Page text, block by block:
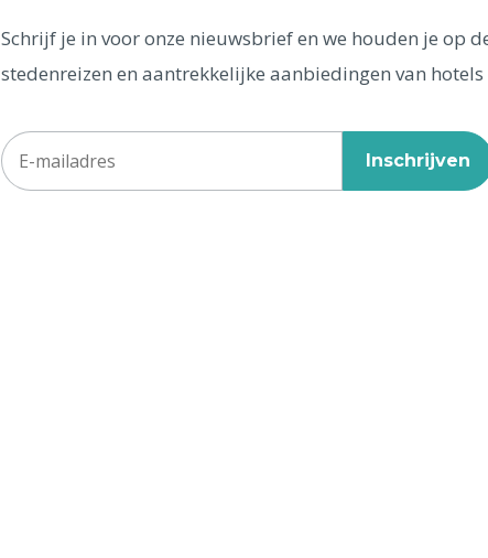
Schrijf je in voor onze nieuwsbrief en we houden je op
stedenreizen en aantrekkelijke aanbiedingen van
Inschrijven